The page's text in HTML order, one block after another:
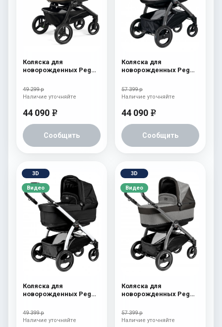
Коляска для
новорожденных Peg
Cream
49 299 р
44 090 e
Сообщить
Наличие уточняйте
Коляска для
новорожденных Peg
(шасси White/Black)
Tulip
57 399 р
44 090 e
Сообщить
Наличие уточняйте
3D
Видео
Коляска для
новорожденных Peg
(шасси White/Black)
Onyx
49 399 р
Наличие уточняйте
3D
Видео
Коляска для
новорожденных Peg
(шасси White/Black)
atmosphere
57 399 р
Наличие уточняйте